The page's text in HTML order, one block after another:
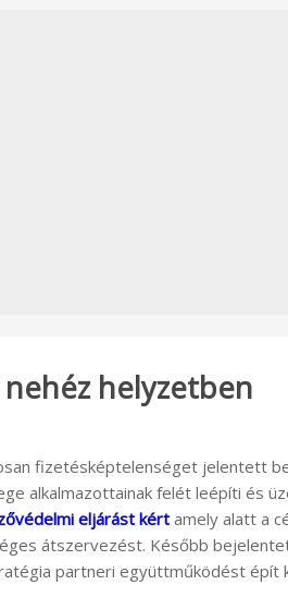
helyzetben
fizetésképtelenséget jelentett
alkalmazottainak felét leépíti és
eljárást kértamely alatt a
átszervezést. Később
partneri együttműködést épít